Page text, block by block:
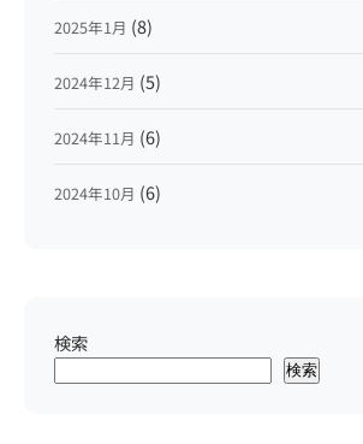
2025年1月 (8)
2024年12月 (5)
2024年11月 (6)
2024年10月 (6)
検索
検索